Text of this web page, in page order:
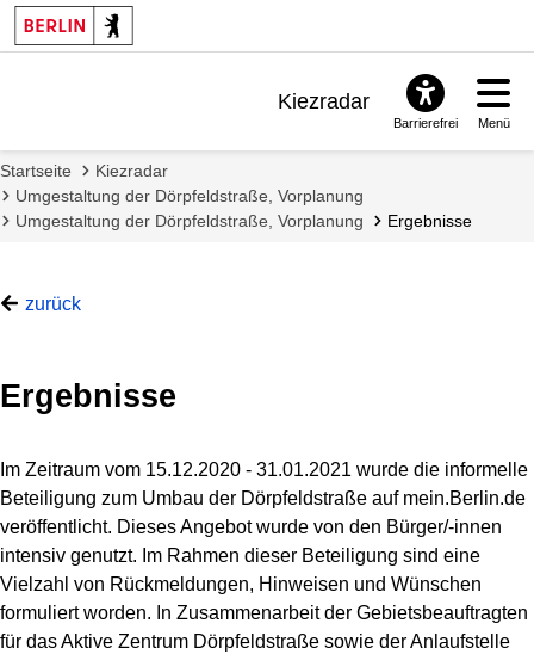
Kiezradar
Barrierefrei Menü
Startseite
Kiezradar
Umgestaltung der Dörpfeldstraße, Vorplanung
Umgestaltung der Dörpfeldstraße, Vorplanung
Ergebnisse
zurück
Ergebnisse
Im Zeitraum vom 15.12.2020 - 31.01.2021 wurde die informelle
Beteiligung zum Umbau der Dörpfeldstraße auf mein.Berlin.de
veröffentlicht. Dieses Angebot wurde von den Bürger/-innen
intensiv genutzt. Im Rahmen dieser Beteiligung sind eine
Vielzahl von Rückmeldungen, Hinweisen und Wünschen
formuliert worden. In Zusammenarbeit der Gebietsbeauftragten
für das Aktive Zentrum Dörpfeldstraße sowie der Anlaufstelle